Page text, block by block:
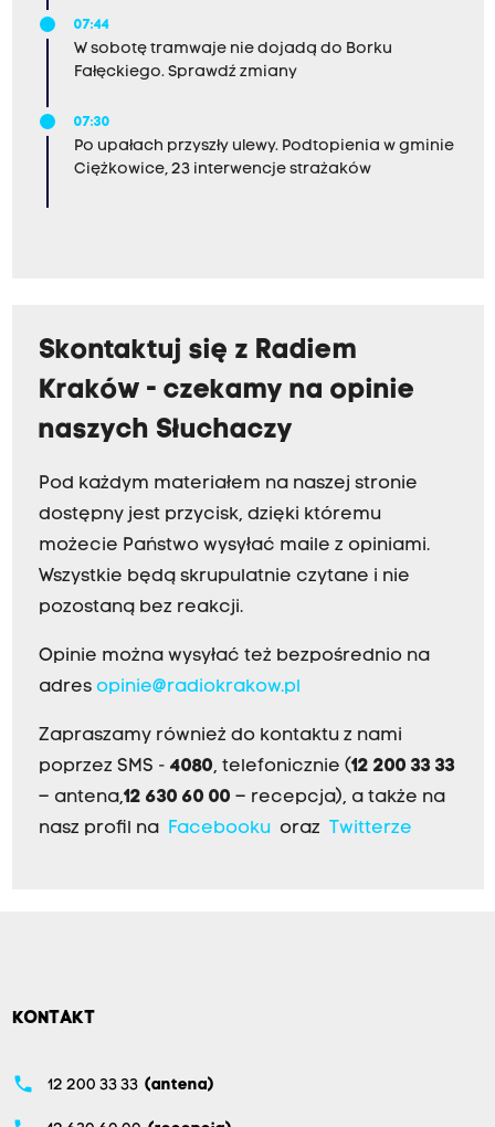
07:44
W sobotę tramwaje nie dojadą do Borku
Fałęckiego. Sprawdź zmiany
07:30
Po upałach przyszły ulewy. Podtopienia w gminie
Ciężkowice, 23 interwencje strażaków
Skontaktuj się z Radiem
Kraków - czekamy na opinie
naszych Słuchaczy
Pod każdym materiałem na naszej stronie
dostępny jest przycisk, dzięki któremu
możecie Państwo wysyłać maile z opiniami.
Wszystkie będą skrupulatnie czytane i nie
pozostaną bez reakcji.
Opinie można wysyłać też bezpośrednio na
adres opinie@radiokrakow.pl
Zapraszamy również do kontaktu z nami
poprzez SMS - 4080, telefonicznie (12 200 33 33
– antena,12 630 60 00 – recepcja), a także na
nasz profil na Facebookuoraz Twitterze
KONTAKT
phone 12 200 33 33 (antena)